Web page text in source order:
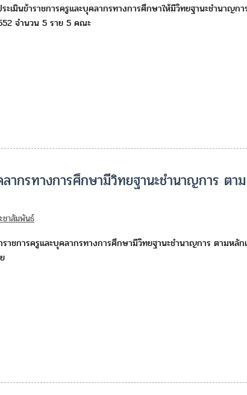
เมินข้าราชการครูและบุคลากรทางการศึกษาให้มีวิทยฐานะชำนาญกา
จำนวน 5 ราย 5 คณะ
ากรทางการศึกษามีวิทยฐานะชำนาญการ ตาม
ชาสัมพันธ์
ราชการครูและบุคลากรทางการศึกษามีวิทยฐานะชำนาญการ ตามหลั